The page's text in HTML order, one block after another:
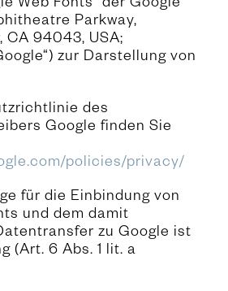
Web Fonts“ der Google
Parkway,
CA 94043, USA;
zur Darstellung von
des
Google finden Sie
policies/privacy/
für die Einbindung von
und dem damit
zu Google ist
(Art. 6 Abs. 1 lit. a